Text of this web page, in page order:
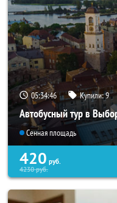
05:34:45 Купили:9
Автобусный тур в
Сенная площадь
420 руб.
4230руб.